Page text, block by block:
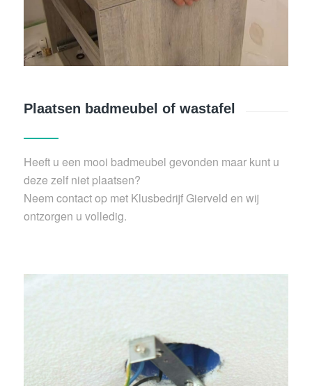
Plaatsen badmeubel of wastafel
Heeft u een mooi badmeubel gevonden maar kunt u
deze zelf niet plaatsen?
Neem contact op met Klusbedrijf Gierveld en wij
ontzorgen u volledig.